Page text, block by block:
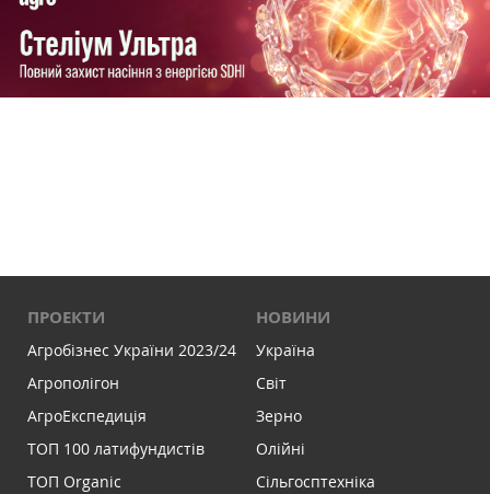
ПРОЕКТИ
Агробізнес України 2023/24
Агрополігон
АгроЕкспедиція
ТОП 100 латифундистів
ТОП Organic
НОВИНИ
Україна
Світ
Зерно
Олійні
Сільгосптехніка